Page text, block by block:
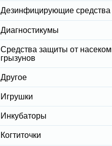
Дезинфицирующие средства
Диагностикумы
Средства защиты от
грызунов
Другое
Игрушки
Инкубаторы
Когтиточки